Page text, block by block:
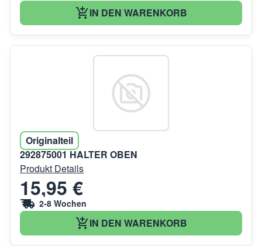
IN DEN WARENKORB
Originalteil
292875001 HALTER OBEN
Produkt Details
15,95 €
2-8 Wochen
IN DEN WARENKORB